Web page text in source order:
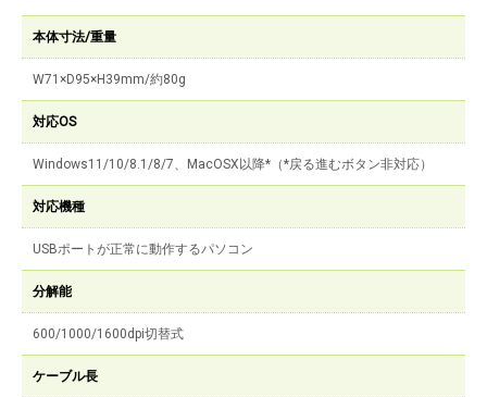
本体寸法/重量
W71×D95×H39mm/約80g
対応OS
Windows11/10/8.1/8/7、MacOSX以降*（*戻る進むボタン非対応）
対応機種
USBポートが正常に動作するパソコン
分解能
600/1000/1600dpi切替式
ケーブル長